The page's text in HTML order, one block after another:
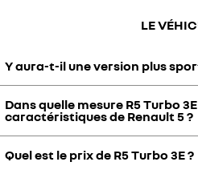
LE
Y aura-t-il une version plus
Il n'est pas prévu de développer
modèle le plus puissant et
à 1980 exemplaires uniquement.
Dans quelle mesure R5 Turbo
caractéristiques de Renault 5 ?
R5 Turbo 3E reprend les éléments
Quel est le prix de R5 Turbo 3E ?